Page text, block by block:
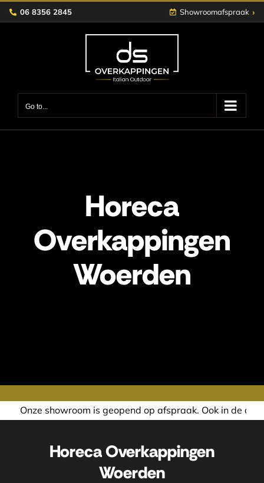
Skip
to
06 8356 2845 Showroomafspraak ›
Go to...
Horeca
Overkappingen
Woerden
op afspraak. Ook in de avond of in het weekend
Horeca Overkappingen
Woerden